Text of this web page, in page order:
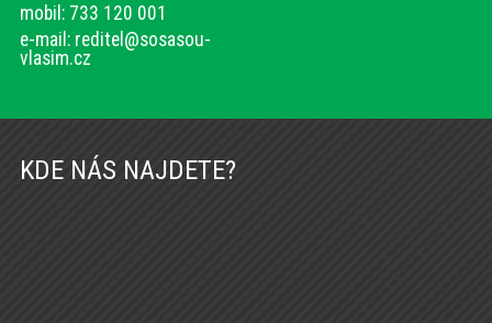
mobil: 733 120 001
e-mail: reditel@sosasou-
vlasim.cz
KDE NÁS NAJDETE?